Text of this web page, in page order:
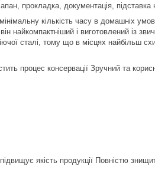
прокладка, документація, підставка
кількість часу в домашніх
найкомпактніший і виготовлений із
сталі, тому що в місцях найбільш
процес консервації Зручний та
якість продукції Повністю